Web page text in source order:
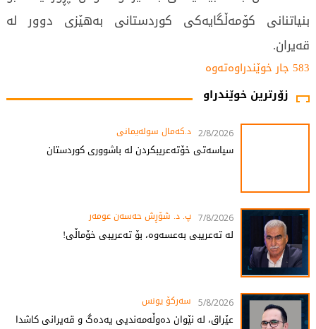
بنیاتنانی کۆمەڵگایەکی کوردستانی بەهێزی دوور لە
قەیران.
583 جار خوێندراوەتەوە
زۆرترین خوێندراو
2/8/2026 د.کەمال سولەیمانی
سیاسەتی خۆتەعریبکردن لە باشووری کوردستان
7/8/2026 پ. د. شۆڕش حەسەن عومەر
لە تەعریبی بەعسەوە، بۆ تەعریبی خۆماڵی!
5/8/2026 سەرکۆ یونس
عێراق، لە نێوان دەوڵەمەندیی یەدەگ و قەیرانی کاشدا